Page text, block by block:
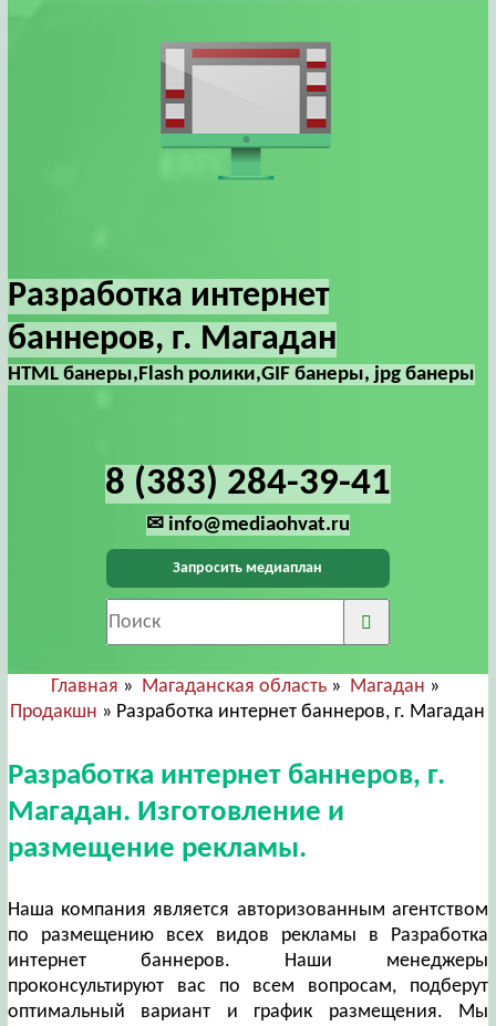
Разработка интернет
баннеров, г. Магадан
HTML банеры,Flash ролики,GIF банеры, jpg банеры
8 (383) 284-39-41
✉ info@mediaohvat.ru
Запросить медиаплан
Главная » Магаданская область » Магадан »
Продакшн » Разработка интернет баннеров, г. Магадан
Разработка интернет баннеров, г.
Магадан. Изготовление и
размещение рекламы.
Наша компания является авторизованным агентством
по размещению всех видов рекламы в Разработка
интернет баннеров. Наши менеджеры
проконсультируют вас по всем вопросам, подберут
оптимальный вариант и график размещения. Мы